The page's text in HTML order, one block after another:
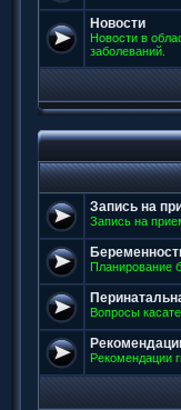
Новости
Новости в
заболеваний.
Запись на
Запись на
Планирование
Вопросы
Рекомендации